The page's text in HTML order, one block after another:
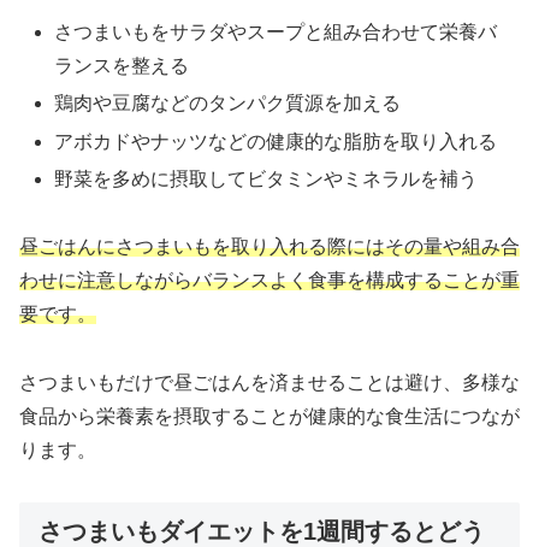
さつまいもをサラダやスープと組み合わせて栄養バ
ランスを整える
鶏肉や豆腐などのタンパク質源を加える
アボカドやナッツなどの健康的な脂肪を取り入れる
野菜を多めに摂取してビタミンやミネラルを補う
昼ごはんにさつまいもを取り入れる際にはその量や組み合
わせに注意しながらバランスよく食事を構成することが重
要です。
さつまいもだけで昼ごはんを済ませることは避け、多様な
食品から栄養素を摂取することが健康的な食生活につなが
ります。
さつまいもダイエットを1週間するとどう